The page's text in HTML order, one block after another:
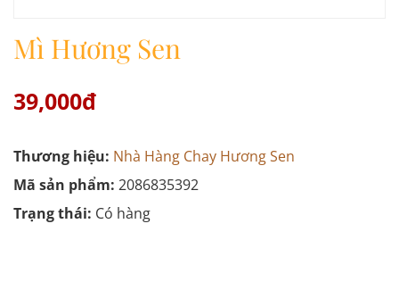
Mì Hương Sen
39,000đ
Thương hiệu: Nhà Hàng Chay Hương Sen
Mã sản phẩm: 2086835392
Trạng thái: Có hàng